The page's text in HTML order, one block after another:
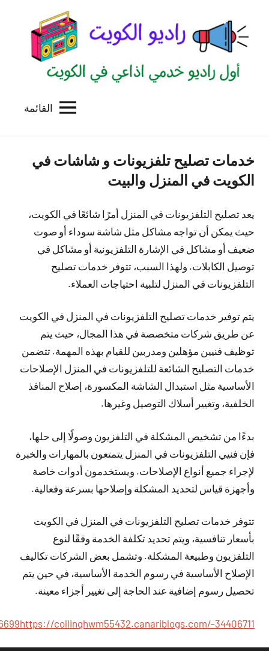
المحتوى
الكويت
للاعلانات
الخدمية
بالكويت
القائمة
خدمات تصليح تلفزيونات و شاشات في
الكويت في المنزل والبيت
يعد تصليح التلفزيونات في المنزل أمرًا شائعًا في الكويت،
حيث يمكن أن تواجه مشاكل مثل شاشة سوداء أو صوت
ضعيف أو مشاكل في الإشارة التلفزيونية أو مشاكل في
توصيل الكابلات. ولهذا السبب، تتوفر خدمات تصليح
التلفزيونات في المنزل لتلبية احتياجات العملاء.
يتم توفير خدمات تصليح التلفزيونات في المنزل في الكويت
عن طريق شركات متخصصة في هذا المجال، حيث يتم
توظيف فنيين مؤهلين ومدربين للقيام بهذه المهمة. تتضمن
خدمات التصليح الشائعة للتلفزيونات في المنزل الإصلاحات
الأساسية مثل استبدال الشاشة المكسورة، إصلاح المنافذ
الخلفية، وتغيير أسلاك التوصيل وغيرها.
بدءًا من تشخيص المشكلة في التلفزيون وصولًا إلى حلها،
فإن فنيي التلفزيونات في المنزل يتمتعون بالمهارات والخبرة
لإجراء جميع أنواع الإصلاحات. ويستخدمون أدوات خاصة
وأجهزة قياس لتحديد المشكلة وإصلاحها بسرعة وفعالية.
تتوفر خدمات تصليح التلفزيونات في المنزل في الكويت
بأسعار تنافسية، ويتم تحديد تكلفة الخدمة وفقًا لنوع
التلفزيون وطبيعة المشكلة. وتشمل بعض الشركات تكاليف
الإصلاح الأساسية في رسوم الخدمة الأساسية، في حين يتم
تحصيل رسوم إضافية عند الحاجة إلى تغيير أجزاء معينة.
https://collinqhwm55432.canariblogs.com/-34406711